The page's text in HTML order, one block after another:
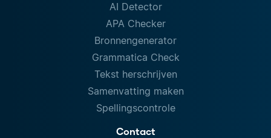
AI Detector
APA Checker
Bronnengenerator
Grammatica Check
Tekst herschrijven
Samenvatting maken
Spellingscontrole
Contact